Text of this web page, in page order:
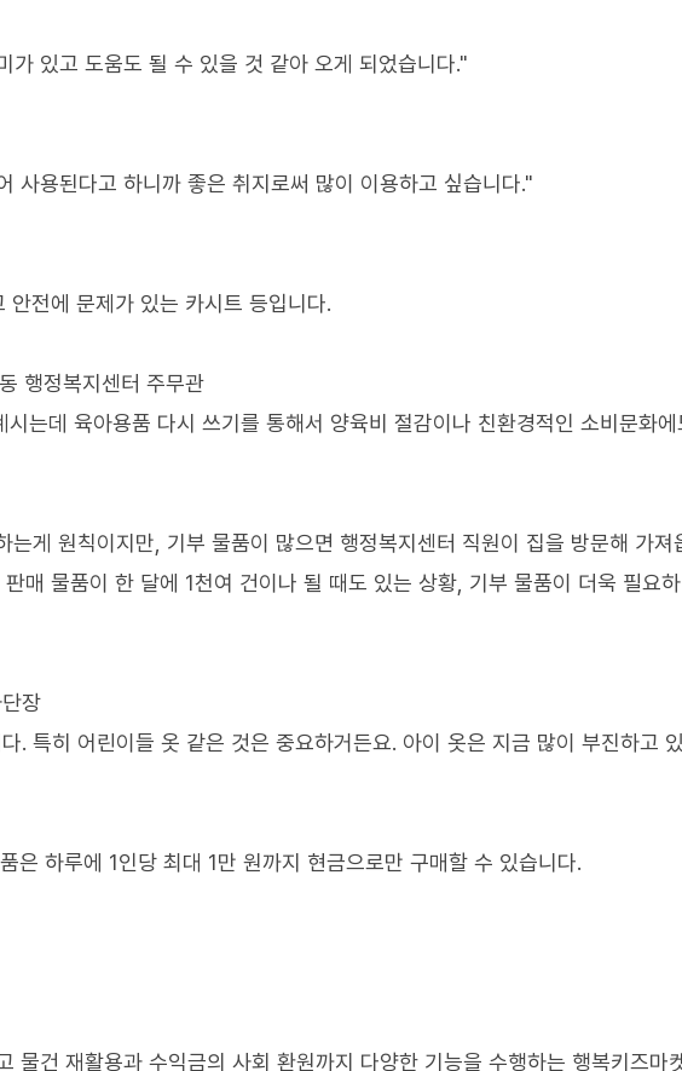
가 있고 도움도 될 수 있을 것 같아 오게 되었습니다."
사용된다고 하니까 좋은 취지로써 많이 이용하고 싶습니다."
전에 문제가 있는 카시트 등입니다.
행정복지센터 주무관
는데 육아용품 다시 쓰기를 통해서 양육비 절감이나 친환경적인 소비문화
는게 원칙이지만, 기부 물품이 많으면 행정복지센터 직원이 집을 방문해 가져
매 물품이 한 달에 1천여 건이나 될 때도 있는 상황, 기부 물품이 더욱 필요
장
. 특히 어린이들 옷 같은 것은 중요하거든요. 아이 옷은 지금 많이 부진하고
은 하루에 1인당 최대 1만 원까지 현금으로만 구매할 수 있습니다.
물건 재활용과 수익금의 사회 환원까지 다양한 기능을 수행하는 행복키즈마